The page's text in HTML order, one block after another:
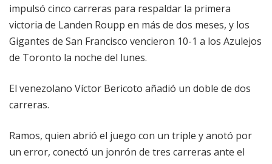
impulsó cinco carreras para respaldar la primera
victoria de Landen Roupp en más de dos meses, y los
Gigantes de San Francisco vencieron 10-1 a los Azulejos
de Toronto la noche del lunes.
El venezolano Víctor Bericoto añadió un doble de dos
carreras.
Ramos, quien abrió el juego con un triple y anotó por
un error, conectó un jonrón de tres carreras ante el